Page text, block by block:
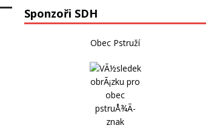
Sponzoři SDH
Obec Pstruží